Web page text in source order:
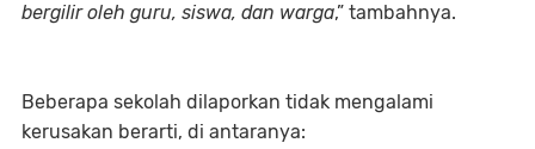
bergilir oleh guru, siswa, dan warga,” tambahnya.
Beberapa sekolah dilaporkan tidak mengalami
kerusakan berarti, di antaranya: